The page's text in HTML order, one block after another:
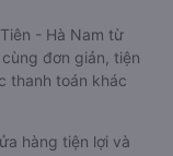
- Hà Nam từ
đơn giản, tiện
thanh toán khác
hàng tiện lợi và